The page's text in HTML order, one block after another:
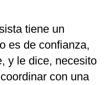
tiene un
es de confianza,
y le dice, necesito
con una